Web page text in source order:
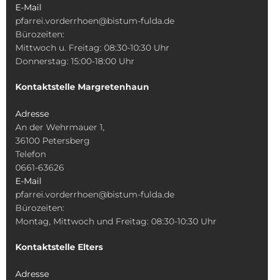
E-Mail
pfarrei.vorderrhoen@bistum-fulda.de
Bürozeiten:
Mittwoch u. Freitag: 08:30-10:30 Uhr
Donnerstag: 15:00-18:00 Uhr
Kontaktstelle Margretenhaun
Adresse
An der Wehrmauer 1,
36100 Petersberg
Telefon
0661-63626
E-Mail
pfarrei.vorderrhoen@bistum-fulda.de
Bürozeiten:
Montag, Mittwoch und Freitag: 08:30-10:30 Uhr
Kontaktstelle Elters
Adresse